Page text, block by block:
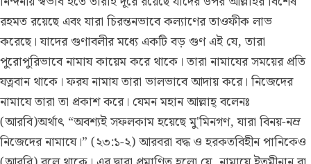
রহমত রয়েছে এবং যারা চিরন্তনভাবে কল্যাণের তাওফীক লাভ
করেছে। যাদের গুণাবলীর মধ্যে একটি বড় গুণ এই যে, তারা
পুরোপুরিভাবে নামায কায়েম করে থাকে। তারা নামাযের সময়ের প্রতি
যত্নবান থাকে। ফরয নামায তারা ভালভাবে আদায় করে। নিজেদের
নামাযে তারা তা প্রকাশ করে। যেমন মহান আল্লাহ্ বলেনঃ
(আরবি)অর্থাৎ “অবশ্যই সফলকাম হয়েছে মু'মিনগণ, যারা বিনয়-নম্র
নিজেদের নামাযে।” (২৩:১-২) আরবরা বদ্ধ ও হরকতবিহীন পানিকেও